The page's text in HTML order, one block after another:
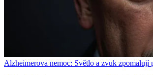
Alzheimerova nemoc: Světlo a zvuk zpomalují